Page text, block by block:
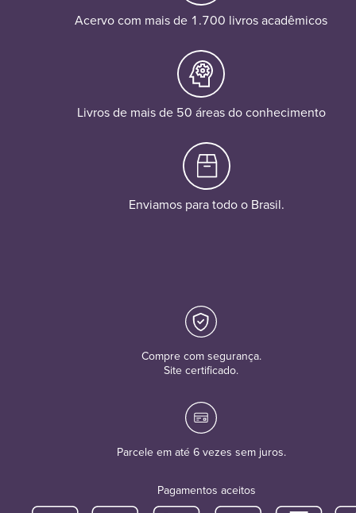
Acervo com mais de 1.700 livros acadêmicos
Livros de mais de 50 áreas do conhecimento
Enviamos para todo o Brasil.
Compre com segurança.
Site certificado.
Parcele em até 6 vezes sem juros.
Pagamentos aceitos